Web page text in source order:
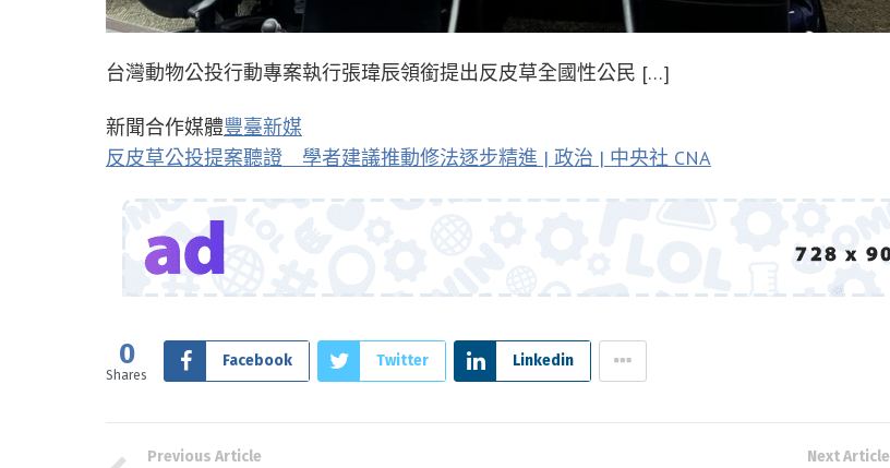
台灣動物公投行動專案執行張瑋辰領銜提出反皮草全國性公民 […]
新聞合作媒體豐臺新媒
反皮草公投提案聽證 學者建議推動修法逐步精進 | 政治 | 中央社 CNA
0
Shares
Facebook Twitter Linkedin
Previous Article Next Article